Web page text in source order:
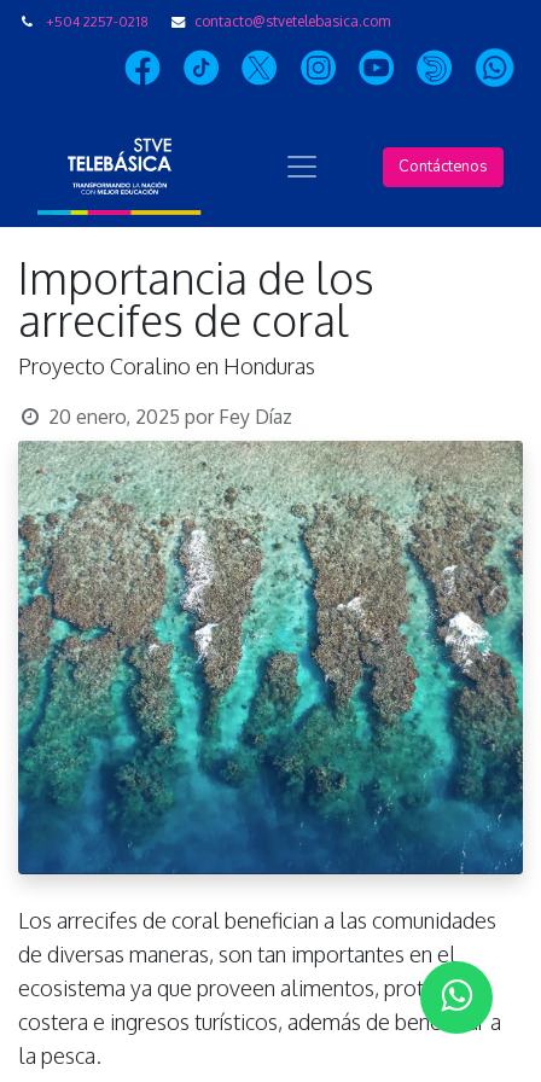
+504 2257-0218 contacto@stvetelebasica.com
Contáctenos
Importancia de los
arrecifes de coral
Proyecto Coralino en Honduras
20 enero, 2025 por Fey Díaz
Los arrecifes de coral benefician a las comunidades
de diversas maneras, son tan importantes en el
ecosistema ya que proveen alimentos, protección
costera e ingresos turísticos, además de beneficiar a
la pesca.